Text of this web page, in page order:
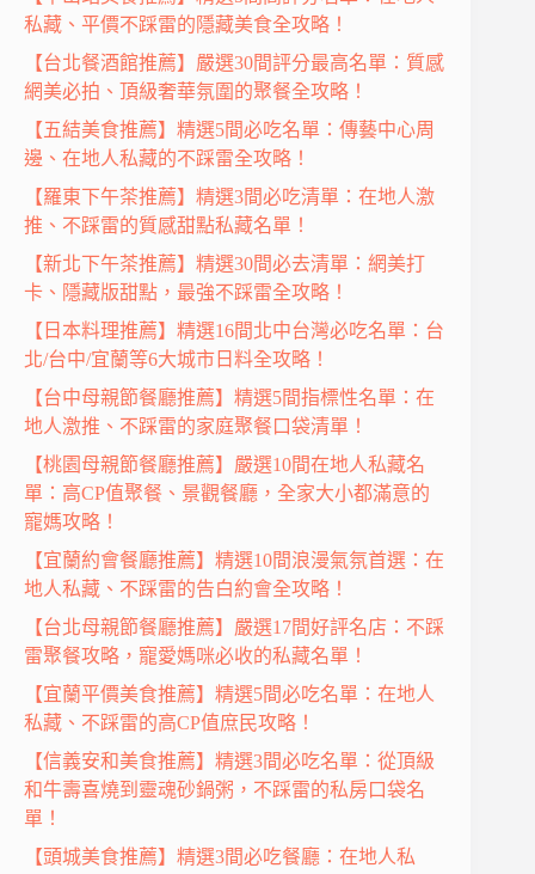
私藏、平價不踩雷的隱藏美食全攻略！
【台北餐酒館推薦】嚴選30間評分最高名單：質感
網美必拍、頂級奢華氛圍的聚餐全攻略！
【五結美食推薦】精選5間必吃名單：傳藝中心周
邊、在地人私藏的不踩雷全攻略！
【羅東下午茶推薦】精選3間必吃清單：在地人激
推、不踩雷的質感甜點私藏名單！
【新北下午茶推薦】精選30間必去清單：網美打
卡、隱藏版甜點，最強不踩雷全攻略！
【日本料理推薦】精選16間北中台灣必吃名單：台
北/台中/宜蘭等6大城市日料全攻略！
【台中母親節餐廳推薦】精選5間指標性名單：在
地人激推、不踩雷的家庭聚餐口袋清單！
【桃園母親節餐廳推薦】嚴選10間在地人私藏名
單：高CP值聚餐、景觀餐廳，全家大小都滿意的
寵媽攻略！
【宜蘭約會餐廳推薦】精選10間浪漫氣氛首選：在
地人私藏、不踩雷的告白約會全攻略！
【台北母親節餐廳推薦】嚴選17間好評名店：不踩
雷聚餐攻略，寵愛媽咪必收的私藏名單！
【宜蘭平價美食推薦】精選5間必吃名單：在地人
私藏、不踩雷的高CP值庶民攻略！
【信義安和美食推薦】精選3間必吃名單：從頂級
和牛壽喜燒到靈魂砂鍋粥，不踩雷的私房口袋名
單！
【頭城美食推薦】精選3間必吃餐廳：在地人私